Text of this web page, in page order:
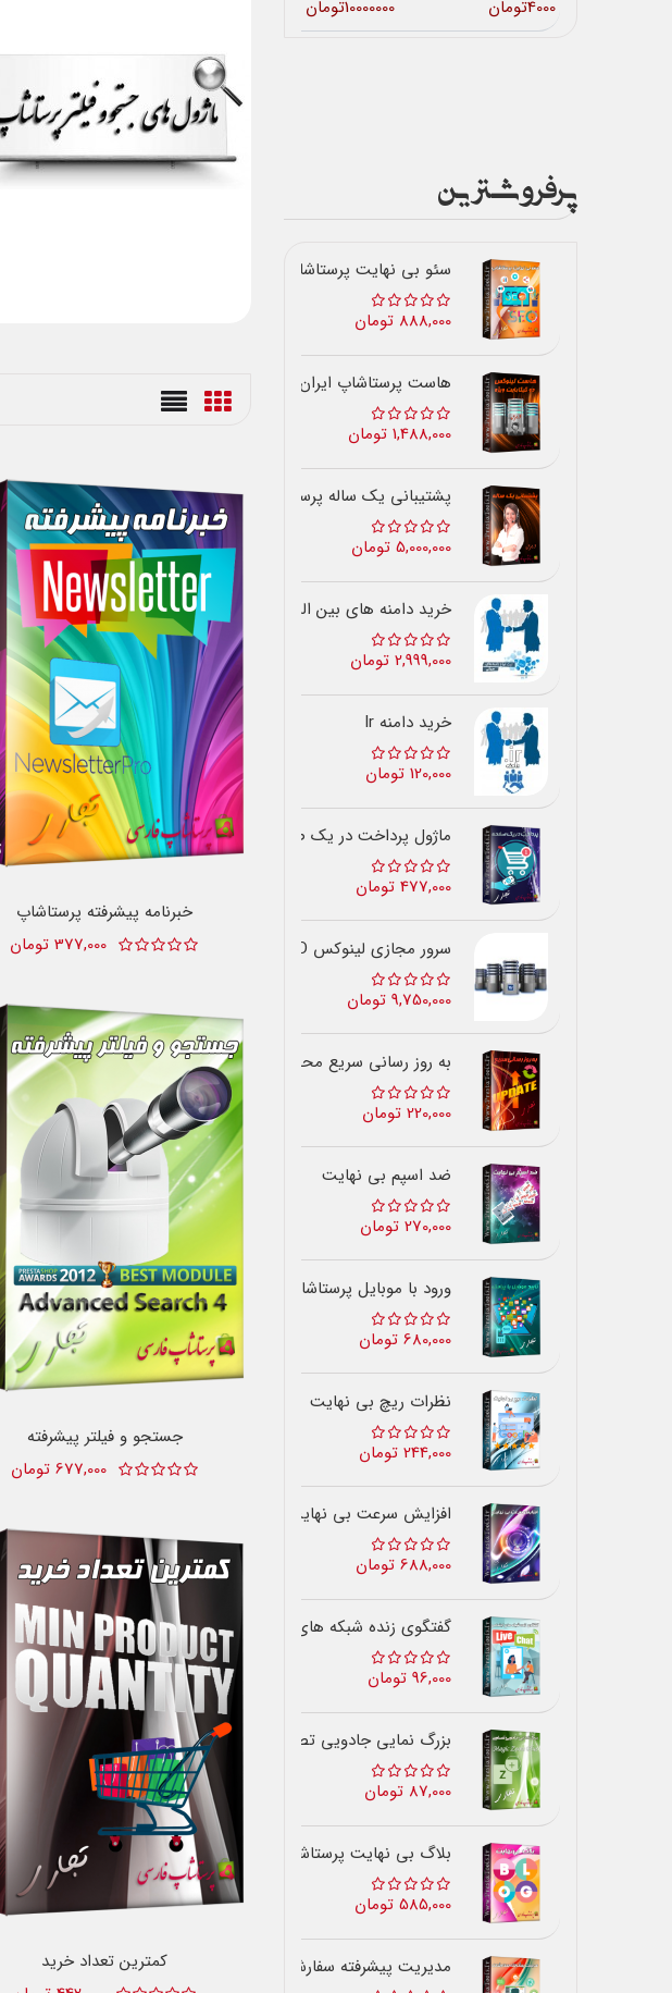
4000تومان 10000000تومان
پرفروشترین
سئو بی نهایت پرستاشاپ
888,000 تومان
هاست پرستاشاپ ایران
1,488,000 تومان
پشتیبانی یک ساله پرستاشاپ
5,000,000 تومان
خرید دامنه های بین المللی
2,999,000 تومان
خرید دامنه Ir
120,000 تومان
ماژول پرداخت در یک صفحه
477,000 تومان
سرور مجازی لینوکس SSD ایران
9,750,000 تومان
به روز رسانی سریع محصولات
220,000 تومان
ضد اسپم بی نهایت
270,000 تومان
ورود با موبایل پرستاشاپ
680,000 تومان
نظرات ریچ بی نهایت
244,000 تومان
افزایش سرعت بی نهایت
688,000 تومان
گفتگوی زنده شبکه های اجتماعی
96,000 تومان
بزرگ نمایی جادویی تصاویر
87,000 تومان
بلاگ بی نهایت پرستاشاپ
585,000 تومان
مدیریت پیشرفته سفارشات
خبرنامه پیشرفته پرستاشاپ
377,000 تومان
جستجو و فیلتر پیشرفته
677,000 تومان
کمترین تعداد خرید